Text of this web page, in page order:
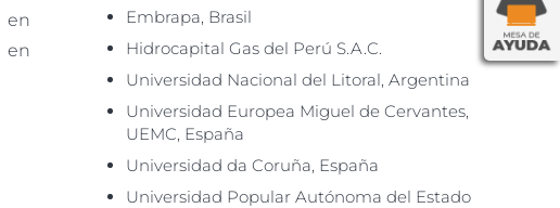
en
en
Embrapa, Brasil
Hidrocapital Gas del Perú S.A.C.
Universidad Nacional del Litoral, Argentina
Universidad Europea Miguel de Cervantes,
UEMC, España
Universidad da Coruña, España
Universidad Popular Autónoma del Estado